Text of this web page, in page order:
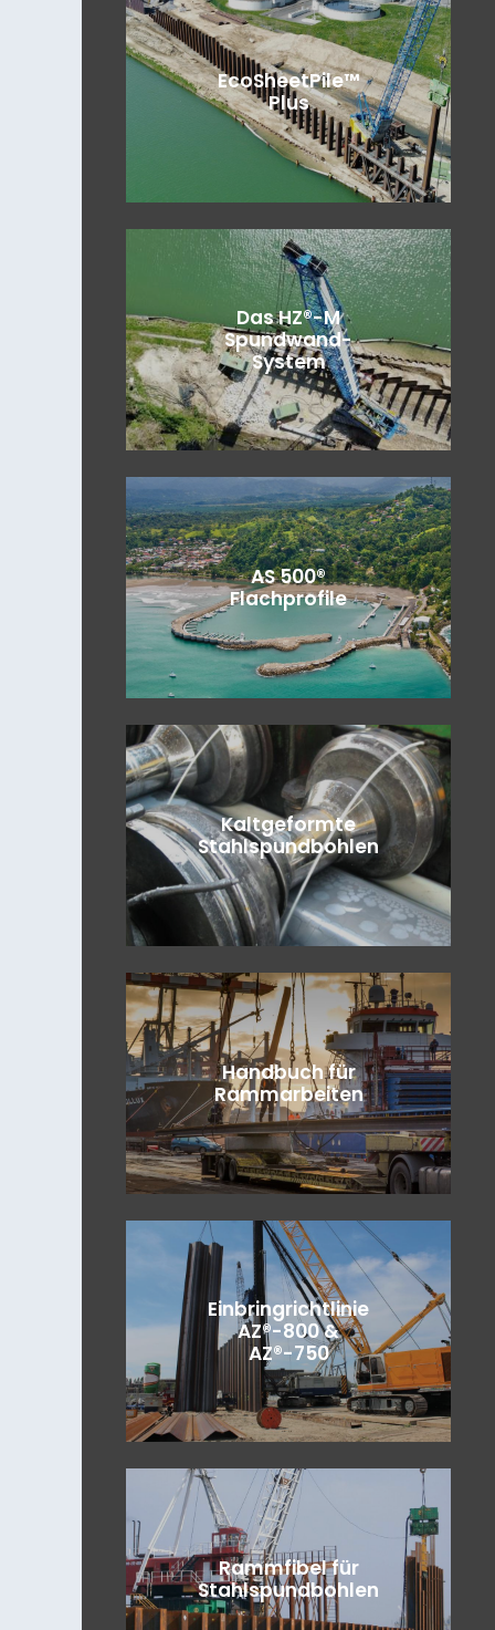
EcoSheetPile™
Plus
Das HZ®-M
Spundwand-
System
AS 500®
Flachprofile
Kaltgeformte
Stahlspundbohlen
Handbuch für
Rammarbeiten
Einbringrichtlinie
AZ®-800 &
AZ®-750
Rammfibel für
Stahlspundbohlen